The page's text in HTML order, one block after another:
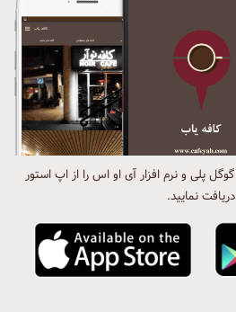
گوگل پلی و نرم افزار آی او اس را از اپ استور
دریافت نمایید.